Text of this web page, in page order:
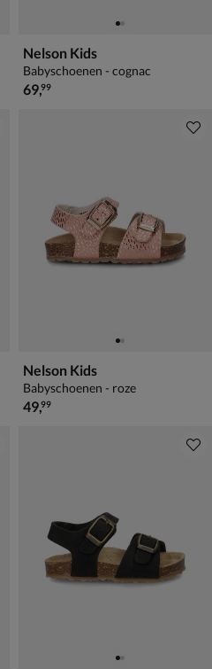
Nelson Kids
Babyschoenen - cognac
€ 69,99
69,99
Nelson Kids
Babyschoenen - roze
€ 49,99
49,99